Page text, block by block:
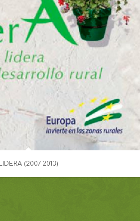
LIDERA (2007-2013)